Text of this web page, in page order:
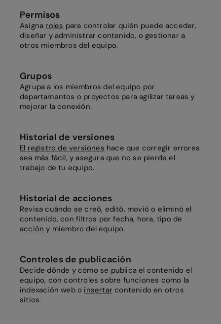
Permisos
Asigna roles para controlar quién puede acceder,
diseñar y administrar contenido, o gestionar a
otros miembros del equipo.
Grupos
Agrupa a los miembros del equipo por
departamentos o proyectos para agilizar tareas y
mejorar la conexión.
Historial de versiones
El registro de versiones hace que corregir errores
sea más fácil, y asegura que no se pierde el
trabajo de tu equipo.
Historial de acciones
Revisa cuándo se creó, editó, movió o eliminó el
contenido, con filtros por fecha, hora, tipo de
acción y miembro del equipo.
Controles de publicación
Decide dónde y cómo se publica el contenido el
equipo, con controles sobre funciones como la
indexación web o insertar contenido en otros
sitios.